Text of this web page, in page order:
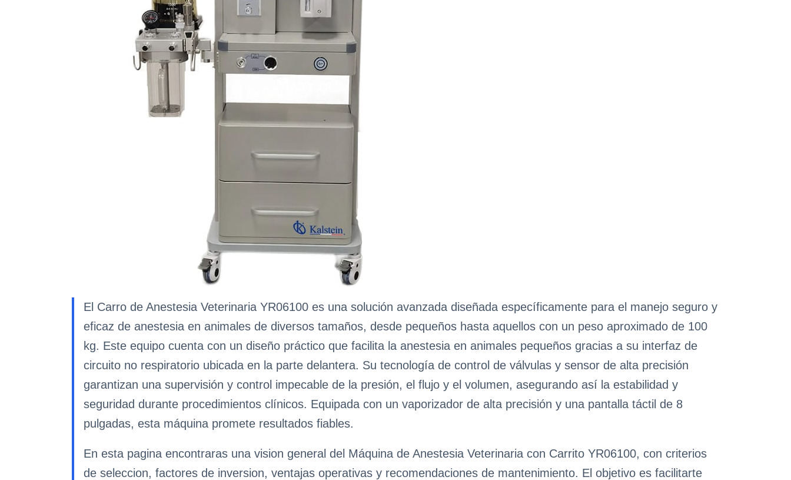
El Carro de Anestesia Veterinaria YR06100 es una solución avanzada diseñada específicamente para el manejo seguro y
eficaz de anestesia en animales de diversos tamaños, desde pequeños hasta aquellos con un peso aproximado de 100
kg. Este equipo cuenta con un diseño práctico que facilita la anestesia en animales pequeños gracias a su interfaz de
circuito no respiratorio ubicada en la parte delantera. Su tecnología de control de válvulas y sensor de alta precisión
garantizan una supervisión y control impecable de la presión, el flujo y el volumen, asegurando así la estabilidad y
seguridad durante procedimientos clínicos. Equipada con un vaporizador de alta precisión y una pantalla táctil de 8
pulgadas, esta máquina promete resultados fiables.
En esta pagina encontraras una vision general del Máquina de Anestesia Veterinaria con Carrito YR06100, con criterios
de seleccion, factores de inversion, ventajas operativas y recomendaciones de mantenimiento. El objetivo es facilitarte